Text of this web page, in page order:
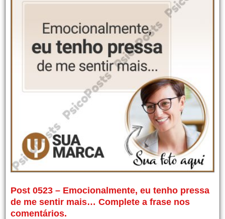
Post 0523 – Emocionalmente, eu tenho pressa
de me sentir mais… Complete a frase nos
comentários.